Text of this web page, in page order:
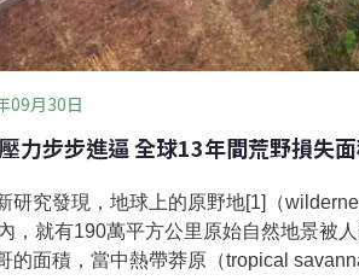
09月30日
力步步進逼 全球13年間荒野損失
研究發現，地球上的原野地[1]（
，就有190萬平方公里原始自然地景被
的面積，當中熱帶莽原（tropical